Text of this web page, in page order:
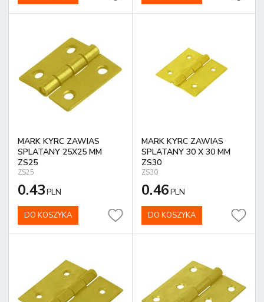
MARK KYRC ZAWIAS
SPLATANY 25X25 MM
ZS25
ZS25
0.43PLN
DO KOSZYKA
MARK KYRC ZAWIAS
SPLATANY 30 X 30 MM
ZS30
ZS30
0.46PLN
DO KOSZYKA